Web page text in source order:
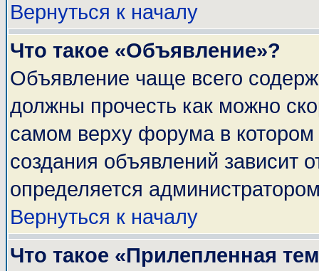
Вернуться к началу
Что такое «Объявление»?
Объявление чаще всего
должны прочесть как можно
самом верху форума в
создания объявлений зависит
определяется
Вернуться к началу
Что такое «Прилепленная